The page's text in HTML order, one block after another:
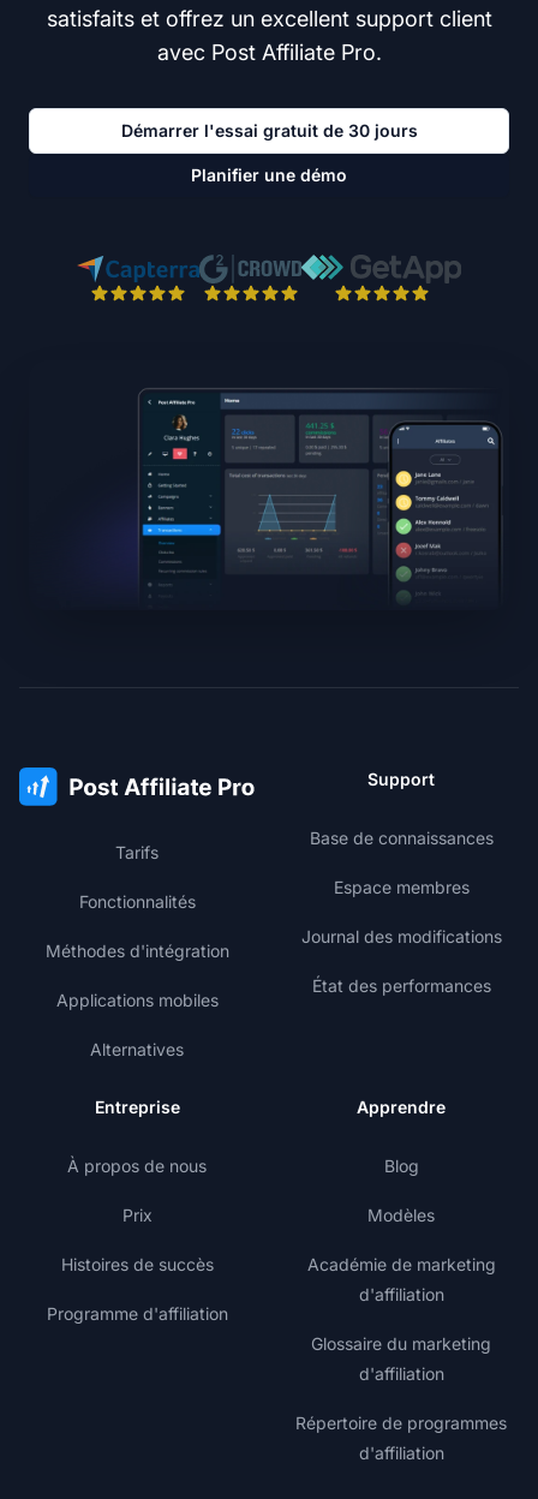
satisfaits et offrez un excellent support client
avec Post Affiliate Pro.
Démarrer l'essai gratuit de 30 jours
Planifier une démo
Tarifs
Fonctionnalités
Méthodes d'intégration
Applications mobiles
Alternatives
Support
Base de connaissances
Espace membres
Journal des modifications
État des performances
Entreprise
À propos de nous
Prix
Histoires de succès
Programme d'affiliation
Apprendre
Blog
Modèles
Académie de marketing
d'affiliation
Glossaire du marketing
d'affiliation
Répertoire de programmes
d'affiliation